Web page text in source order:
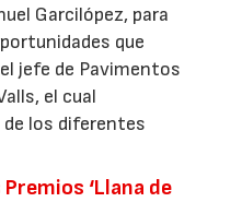
Garcilópez, para
que
jefe de Pavimentos
el cual
los diferentes
‘Llana de